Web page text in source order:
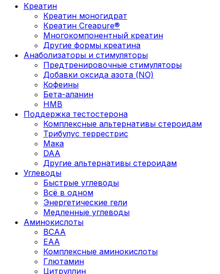
Креатин
Креатин моногидрат
Креатин Creapure®
Многокомпонентный креатин
Другие формы креатина
Анаболизаторы и стимуляторы
Предтренировочные стимуляторы
Добавки оксида азота (NO)
Кофеины
Бета-аланин
HMB
Поддержка тестостерона
Комплексные альтернативы стероидам
Трибулус террестрис
Мака
DAA
Другие альтернативы стероидам
Углеводы
Быстрые углеводы
Всё в одном
Энергетические гели
Медленные углеводы
Аминокислоты
BCAA
EAA
Комплексные аминокислоты
Глютамин
Цитруллин